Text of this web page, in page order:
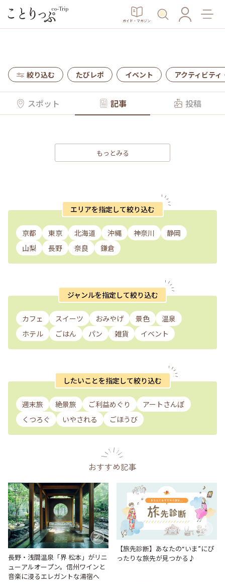
ガイド・マガジン
絞り込む たびレポ イベント アクティビティ
スポット 記事 投稿
もっとみる
エリアを指定して絞り込む
京都 東京 北海道 沖縄 神奈川
静岡
山梨
長野 奈良 鎌倉
ジャンルを指定して絞り込む
カフェ スイーツ おみやげ 景色
温泉
ホテル
ごはん パン 雑貨 イベント
したいことを指定して絞り込む
週末旅 絶景旅 ご利益めぐり
アートさんぽ
くつろぐ
いやされる ごほうび
おすすめ記事
長野・浅間温泉「界 松本」がリニ
ューアルオープン。信州ワインと
音楽に浸るエレガントな湯宿へ
【旅先診断】あなたの“いま”にぴ
ったりな旅先が見つかる♪